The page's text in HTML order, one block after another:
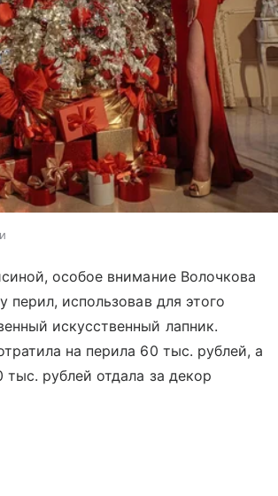
особое внимание Волочкова
перил, использовав для этого
искусственный лапник.
на перила 60 тыс. рублей, а
рублей отдала за декор